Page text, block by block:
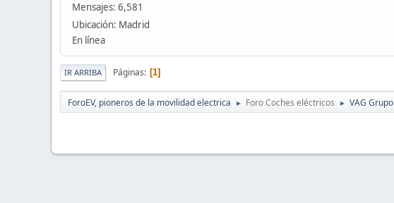
Mensajes: 6,581
Ubicación: Madrid
En línea
IR ARRIBA Páginas 1
ForoEV, pioneros de la movilidad electrica ► Foro Coches eléctricos ► VAG Grupo